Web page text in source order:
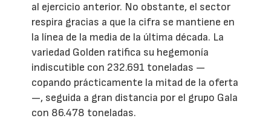
al ejercicio anterior. No obstante, el sector
respira gracias a que la cifra se mantiene en
la línea de la media de la última década. La
variedad Golden ratifica su hegemonía
indiscutible con 232.691 toneladas —
copando prácticamente la mitad de la oferta
—, seguida a gran distancia por el grupo Gala
con 86.478 toneladas.